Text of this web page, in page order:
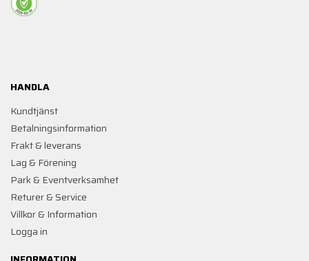
HANDLA
Kundtjänst
Betalningsinformation
Frakt & leverans
Lag & Förening
Park & Eventverksamhet
Returer & Service
Villkor & Information
Logga in